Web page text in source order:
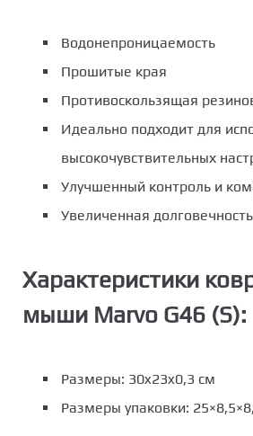
Водонепроницаемость
Прошитые края
Противоскользящая
Идеально подходит для
высокочувствительных
Улучшенный контроль и
Увеличенная долговечность
Характеристики
мыши Marvo G46 (S):
Размеры: 30x23x0,3 см
Размеры упаковки: